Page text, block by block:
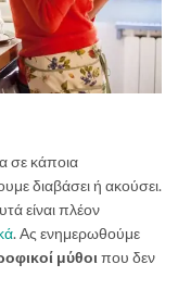
σε κάποια
διαβάσει ή ακούσει.
είναι πλέον
. Ας ενημερωθούμε
μύθοι που δεν